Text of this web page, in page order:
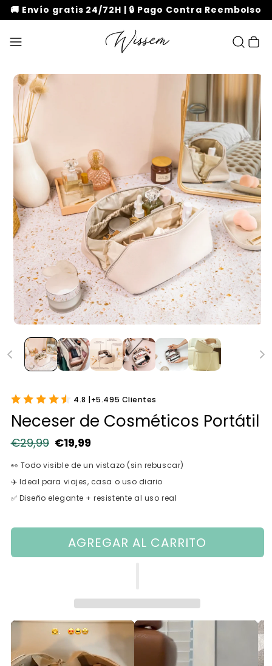
🚚 Envío gratis 24/72H | 🔒 Pago Contra Reembolso
Carrito
4.8 |+5.495 Clientes
Neceser de Cosméticos Portátil
Precio habitual
€29,99
Precio de oferta
€19,99
👀 Todo visible de un vistazo (sin rebuscar)
✈️ Ideal para viajes, casa o uso diario
✅ Diseño elegante + resistente al uso real
AGREGAR AL CARRITO